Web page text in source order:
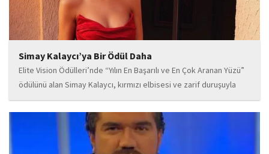
Simay Kalaycı’ya Bir Ödül Daha
Elite Vision Ödülleri’nde “Yılın En Başarılı ve En Çok Aranan Yüzü”
ödülünü alan Simay Kalaycı, kırmızı elbisesi ve zarif duruşuyla
geceye damga vurdu. Takı markasıyla da dikkat çeken Kalaycı,
Wilma...